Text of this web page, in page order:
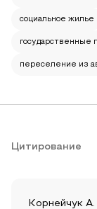
социальное жилье
государственные
переселение из
Цитирование
Корнейчук